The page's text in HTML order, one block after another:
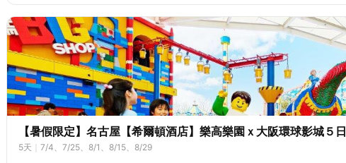
【暑假限定】名古屋【希爾頓酒店】樂高樂園ｘ大阪環球影城５日
5天 7/4、7/25、8/1、8/15、8/29